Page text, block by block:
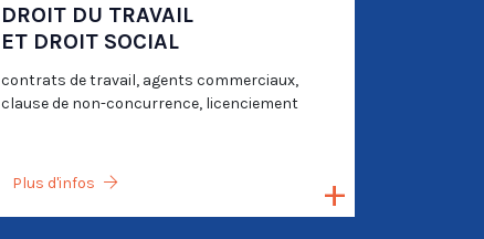
DROIT DU TRAVAIL
ET DROIT SOCIAL
contrats de travail, agents commerciaux,
clause de non-concurrence, licenciement
Plus d'infos